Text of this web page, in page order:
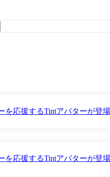
を応援するTintアバターが登
を応援するTintアバターが登